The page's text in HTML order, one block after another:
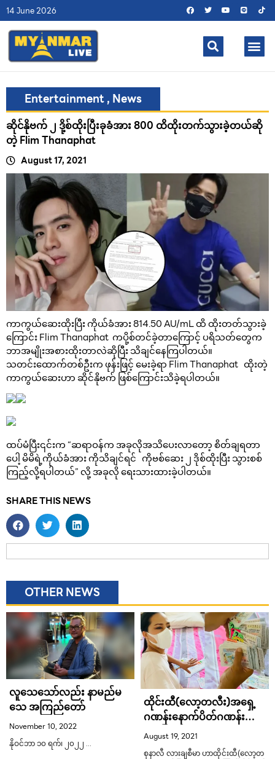
14 June 2026
Entertainment, News
ဆိုင်နိုဗက် ၂ ဒို့စ်ထိုးပြီးခုခံအား 800 ထိထိုးတက်သွားခဲ့တယ်ဆို
တဲ့ Flim Thanaphat
August 17, 2021
ကာကွယ်ဆေးထိုးပြီး ကိုယ်ခံအား 814.50 AU/mL ထိ ထိုးတတ်သွားခဲ့
ကြောင်း Flim Thanaphat ကပို့စ်တင်ခဲ့တာကြောင့် ပရိသတ်တွေက
ဘာအမျိုးအစားထိုးတာလဲဆိုပြီး သိချင်နေကြပါတယ်။
သတင်းထောက်တစ်ဦးက ဖုန်းဖြင့် မေးခဲ့ရာ Flim Thanaphat ထိုးတဲ့
ကာကွယ်ဆေးဟာ ဆိုင်နိုဗက် ဖြစ်ကြောင်းသိခဲ့ရပါတယ်။
ထပ်မံပြီး၎င်းက “ဆရာဝန်က အခုလိုအသိပေးလာတော့ စိတ်ချရတာ
ပေါ့ မိမိရဲ့ကိုယ်ခံအား ကိုသိချင်ရင် ကိုဗစ်ဆေး ၂ ဒိုစ်ထိုးပြီး သွားစစ်
ကြည့်လို့ရပါတယ်” လို့ အခုလို ရေးသားထားခဲ့ပါတယ်။
SHARE THIS NEWS
OTHER NEWS
လူသေသော်လည်း နာမည်မ
သေ အကြည်တော်
November 10, 2022
နိုဝင်ဘာ ၁၀ ရက်၊ ၂၀၂၂ …
ထိုင်းထီ(လော့တလီး)အရှေ့
ဂဏန်းနောက်ပိတ်ဂဏန်း
အမြောက်များကံထူးခဲ့တဲ့ စုနာ
August 19, 2021
စုနာလီ လားချစီမာ ဟာထိုင်းထီ(လော့တ